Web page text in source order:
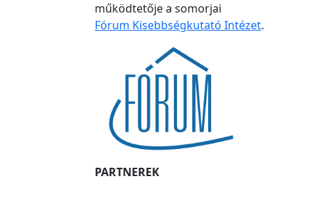
működtetője a somorjai
Fórum Kisebbségkutató Intézet.
PARTNEREK